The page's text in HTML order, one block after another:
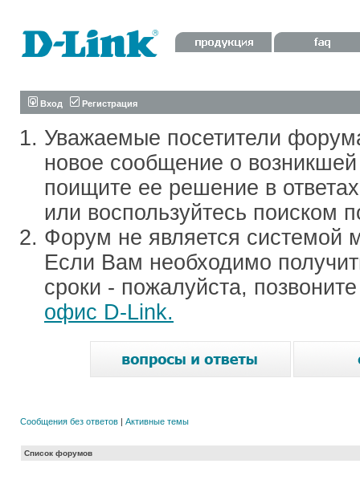
Вход Регистрация
Уважаемые посетители
новое сообщение о
поищите ее решение в
или воспользуйтесь поиском
Форум не является системой
Если Вам необходимо
сроки - пожалуйста,
офис D-Link.
Сообщения без ответов | Активные темы
Список форумов